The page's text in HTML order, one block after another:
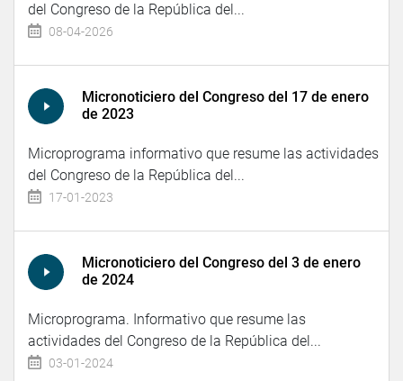
del Congreso de la República del...
08-04-2026
Micronoticiero del Congreso del 17 de enero
de 2023
Microprograma informativo que resume las actividades
del Congreso de la República del...
17-01-2023
Micronoticiero del Congreso del 3 de enero
de 2024
Microprograma. Informativo que resume las
actividades del Congreso de la República del...
03-01-2024